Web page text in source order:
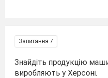
Запитання 7
Знайдіть продукцію
виробляють у Херсоні.